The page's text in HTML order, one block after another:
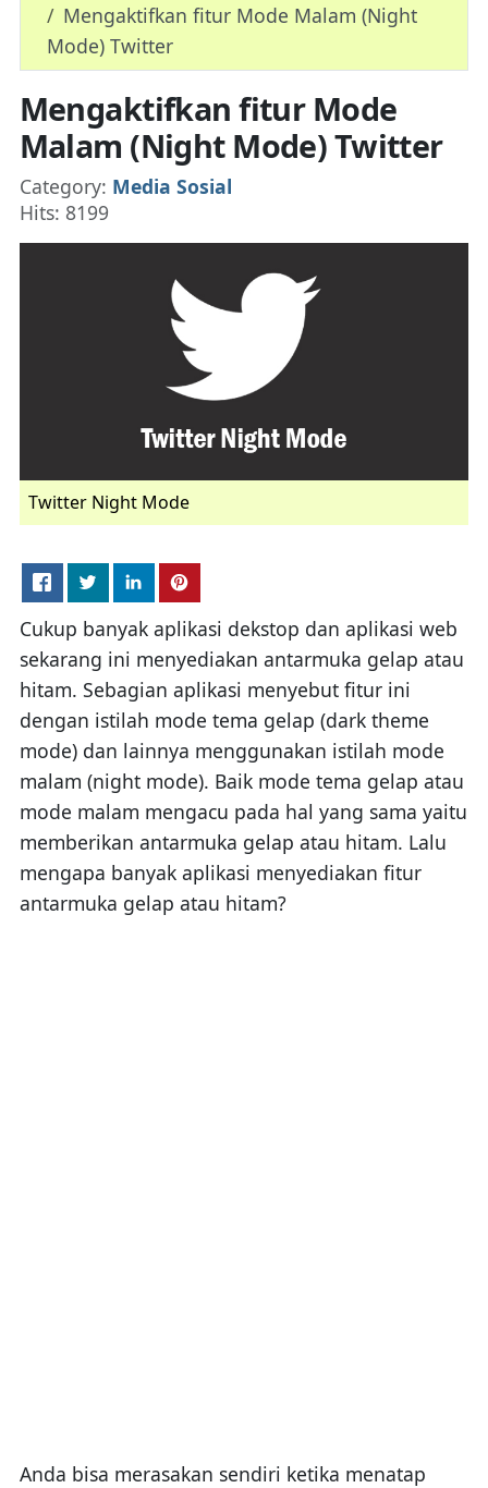
Mengaktifkan fitur Mode Malam (Night
Mode) Twitter
Mengaktifkan fitur Mode
Malam (Night Mode) Twitter
Details
Category: Media Sosial
Hits: 8199
Twitter Night Mode
Cukup banyak aplikasi dekstop dan aplikasi web
sekarang ini menyediakan antarmuka gelap atau
hitam. Sebagian aplikasi menyebut fitur ini
dengan istilah mode tema gelap (dark theme
mode) dan lainnya menggunakan istilah mode
malam (night mode). Baik mode tema gelap atau
mode malam mengacu pada hal yang sama yaitu
memberikan antarmuka gelap atau hitam. Lalu
mengapa banyak aplikasi menyediakan fitur
antarmuka gelap atau hitam?
Anda bisa merasakan sendiri ketika menatap